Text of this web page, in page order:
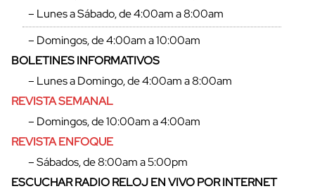
– Lunes a Sábado, de 4:00am a 8:00am
– Domingos, de 4:00am a 10:00am
BOLETINES INFORMATIVOS
– Lunes a Domingo, de 4:00am a 8:00am
REVISTA SEMANAL
– Domingos, de 10:00am a 4:00am
REVISTA ENFOQUE
– Sábados, de 8:00am a 5:00pm
ESCUCHAR RADIO RELOJ EN VIVO POR INTERNET